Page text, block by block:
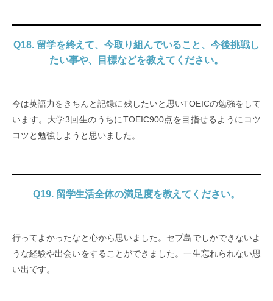
Q18. 留学を終えて、今取り組んでいること、今後挑戦し
たい事や、目標などを教えてください。
今は英語力をきちんと記録に残したいと思いTOEICの勉強をして
います。大学3回生のうちにTOEIC900点を目指せるようにコツ
コツと勉強しようと思いました。
Q19. 留学生活全体の満足度を教えてください。
行ってよかったなと心から思いました。セブ島でしかできないよ
うな経験や出会いをすることができました。一生忘れられない思
い出です。